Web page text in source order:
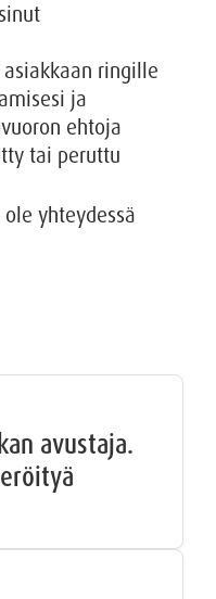
ringille
ja
ehtoja
tai peruttu
yhteydessä
avustaja.